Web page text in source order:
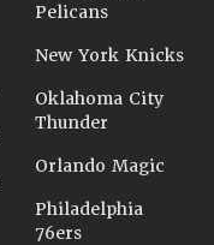
Pelicans
New York Knicks
Oklahoma City
Thunder
Orlando Magic
Philadelphia
76ers